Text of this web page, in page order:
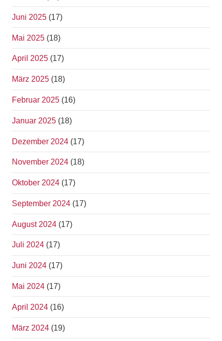
Juni 2025 (17)
Mai 2025 (18)
April 2025 (17)
März 2025 (18)
Februar 2025 (16)
Januar 2025 (18)
Dezember 2024 (17)
November 2024 (18)
Oktober 2024 (17)
September 2024 (17)
August 2024 (17)
Juli 2024 (17)
Juni 2024 (17)
Mai 2024 (17)
April 2024 (16)
März 2024 (19)